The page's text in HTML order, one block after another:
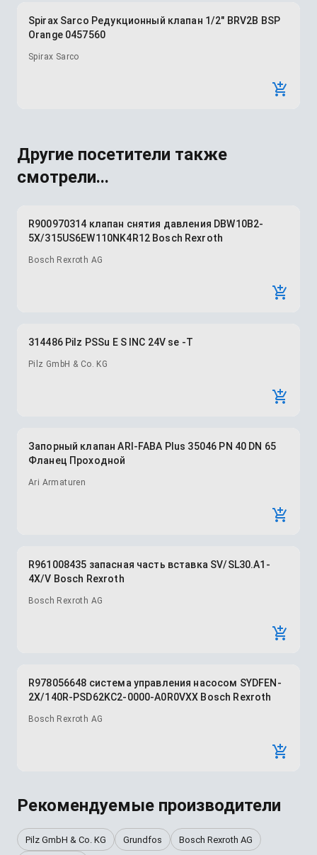
Spirax Sarco Редукционный клапан 1/2" BRV2B BSP
Orange 0457560
Spirax Sarco
Другие посетители также
смотрели...
R900970314 клапан снятия давления DBW10B2-
5X/315US6EW110NK4R12 Bosch Rexroth
Bosch Rexroth AG
314486 Pilz PSSu E S INC 24V se -T
Pilz GmbH & Co. KG
Запорный клапан ARI-FABA Plus 35046 PN 40 DN 65
Фланец Проходной
Ari Armaturen
R961008435 запасная часть вставка SV/SL30.A1-
4X/V Bosch Rexroth
Bosch Rexroth AG
R978056648 система управления насосом SYDFEN-
2X/140R-PSD62KC2-0000-A0R0VXX Bosch Rexroth
Bosch Rexroth AG
Рекомендуемые производители
Pilz GmbH & Co. KG Grundfos Bosch Rexroth AG